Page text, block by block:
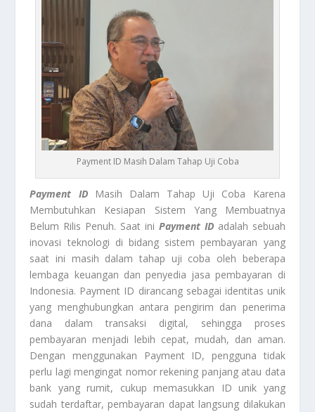
Payment ID Masih Dalam Tahap Uji Coba
Payment IDMasih Dalam Tahap Uji Coba Karena
Membutuhkan Kesiapan Sistem Yang Membuatnya
Belum Rilis Penuh. Saat ini Payment IDadalah sebuah
inovasi teknologi di bidang sistem pembayaran yang
saat ini masih dalam tahap uji coba oleh beberapa
lembaga keuangan dan penyedia jasa pembayaran di
Indonesia. Payment ID dirancang sebagai identitas unik
yang menghubungkan antara pengirim dan penerima
dana dalam transaksi digital, sehingga proses
pembayaran menjadi lebih cepat, mudah, dan aman.
Dengan menggunakan Payment ID, pengguna tidak
perlu lagi mengingat nomor rekening panjang atau data
bank yang rumit, cukup memasukkan ID unik yang
sudah terdaftar, pembayaran dapat langsung dilakukan